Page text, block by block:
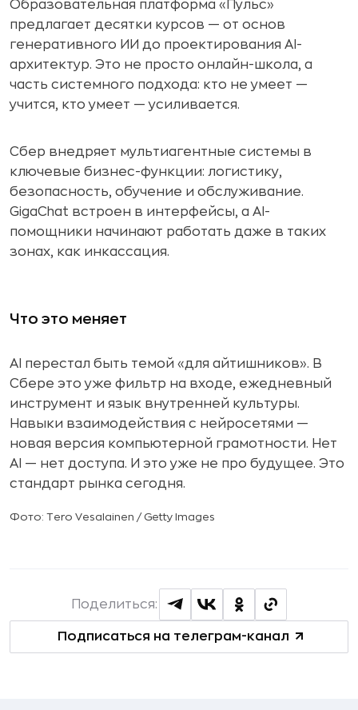
Образовательная платформа «Пульс»
предлагает десятки курсов — от основ
генеративного ИИ до проектирования AI-
архитектур. Это не просто онлайн-школа, а
часть системного подхода: кто не умеет —
учится, кто умеет — усиливается.
Сбер внедряет мультиагентные системы в
ключевые бизнес-функции: логистику,
безопасность, обучение и обслуживание.
GigaChat встроен в интерфейсы, а AI-
помощники начинают работать даже в таких
зонах, как инкассация.
Что это меняет
AI перестал быть темой «для айтишников». В
Сбере это уже фильтр на входе, ежедневный
инструмент и язык внутренней культуры.
Навыки взаимодействия с нейросетями —
новая версия компьютерной грамотности. Нет
AI — нет доступа. И это уже не про будущее. Это
стандарт рынка сегодня.
Фото: Tero Vesalainen / Getty Images
Подписаться на телеграм-канал
Поделиться: